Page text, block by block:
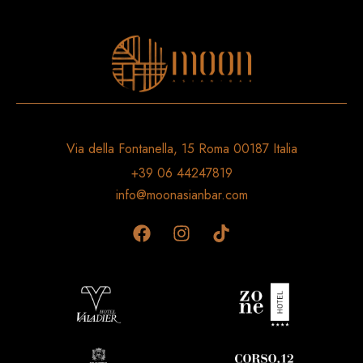
Via della Fontanella, 15 Roma 00187 Italia
+39 06 44247819
info@moonasianbar.com